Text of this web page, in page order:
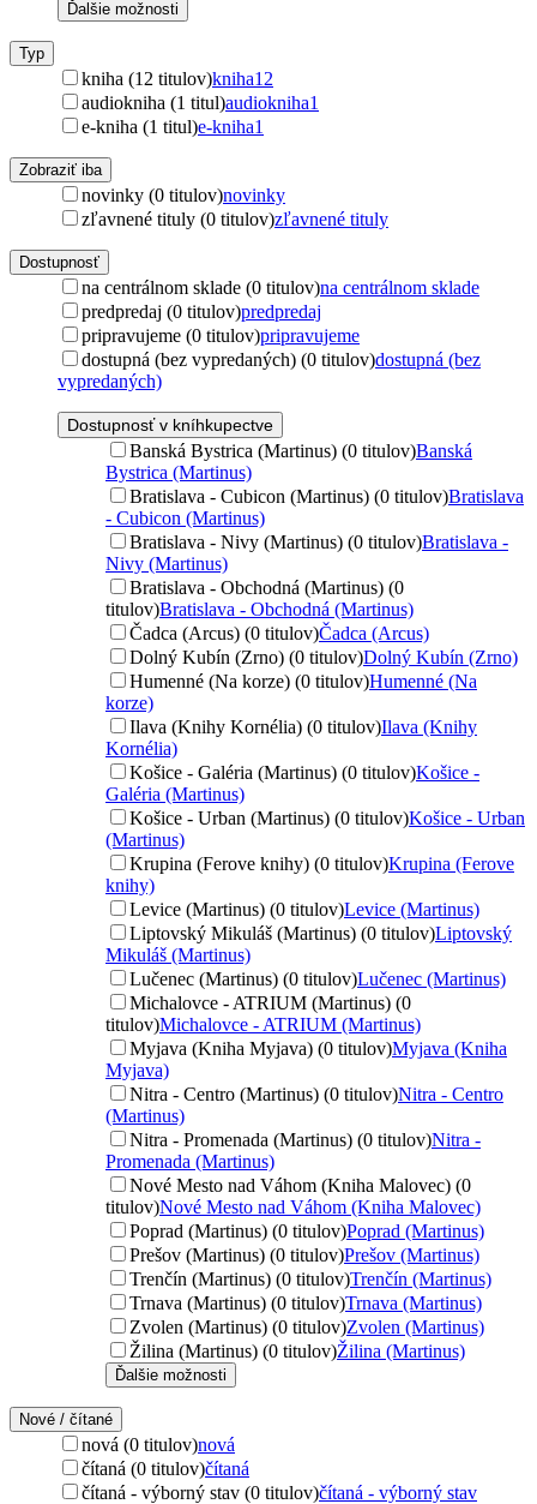
Ďalšie možnosti
Typ
kniha (12 titulov)kniha12
audiokniha (1 titul)audiokniha1
e-kniha (1 titul)e-kniha1
Zobraziť iba
novinky (0 titulov)novinky
zľavnené tituly (0 titulov)zľavnené tituly
Dostupnosť
na centrálnom sklade (0 titulov)na centrálnom sklade
predpredaj (0 titulov)predpredaj
pripravujeme (0 titulov)pripravujeme
dostupná (bez vypredaných) (0 titulov)dostupná (bez
vypredaných)
Dostupnosť v kníhkupectve
Banská Bystrica (Martinus) (0 titulov)Banská
Bystrica (Martinus)
Bratislava - Cubicon (Martinus) (0 titulov)Bratislava
- Cubicon (Martinus)
Bratislava - Nivy (Martinus) (0 titulov)Bratislava -
Nivy (Martinus)
Bratislava - Obchodná (Martinus) (0
titulov)Bratislava - Obchodná (Martinus)
Čadca (Arcus) (0 titulov)Čadca (Arcus)
Dolný Kubín (Zrno) (0 titulov)Dolný Kubín (Zrno)
Humenné (Na korze) (0 titulov)Humenné (Na
korze)
Ilava (Knihy Kornélia) (0 titulov)Ilava (Knihy
Kornélia)
Košice - Galéria (Martinus) (0 titulov)Košice -
Galéria (Martinus)
Košice - Urban (Martinus) (0 titulov)Košice - Urban
(Martinus)
Krupina (Ferove knihy) (0 titulov)Krupina (Ferove
knihy)
Levice (Martinus) (0 titulov)Levice (Martinus)
Liptovský Mikuláš (Martinus) (0 titulov)Liptovský
Mikuláš (Martinus)
Lučenec (Martinus) (0 titulov)Lučenec (Martinus)
Michalovce - ATRIUM (Martinus) (0
titulov)Michalovce - ATRIUM (Martinus)
Myjava (Kniha Myjava) (0 titulov)Myjava (Kniha
Myjava)
Nitra - Centro (Martinus) (0 titulov)Nitra - Centro
(Martinus)
Nitra - Promenada (Martinus) (0 titulov)Nitra -
Promenada (Martinus)
Nové Mesto nad Váhom (Kniha Malovec) (0
titulov)Nové Mesto nad Váhom (Kniha Malovec)
Poprad (Martinus) (0 titulov)Poprad (Martinus)
Prešov (Martinus) (0 titulov)Prešov (Martinus)
Trenčín (Martinus) (0 titulov)Trenčín (Martinus)
Trnava (Martinus) (0 titulov)Trnava (Martinus)
Zvolen (Martinus) (0 titulov)Zvolen (Martinus)
Žilina (Martinus) (0 titulov)Žilina (Martinus)
Ďalšie možnosti
Nové / čítané
nová (0 titulov)nová
čítaná (0 titulov)čítaná
čítaná - výborný stav (0 titulov)čítaná - výborný stav